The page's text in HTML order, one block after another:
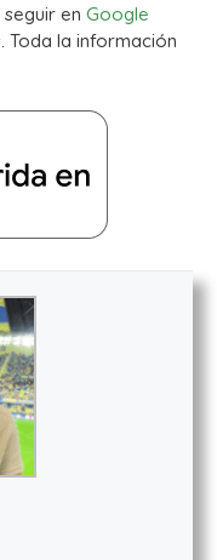
en Google
Toda la información